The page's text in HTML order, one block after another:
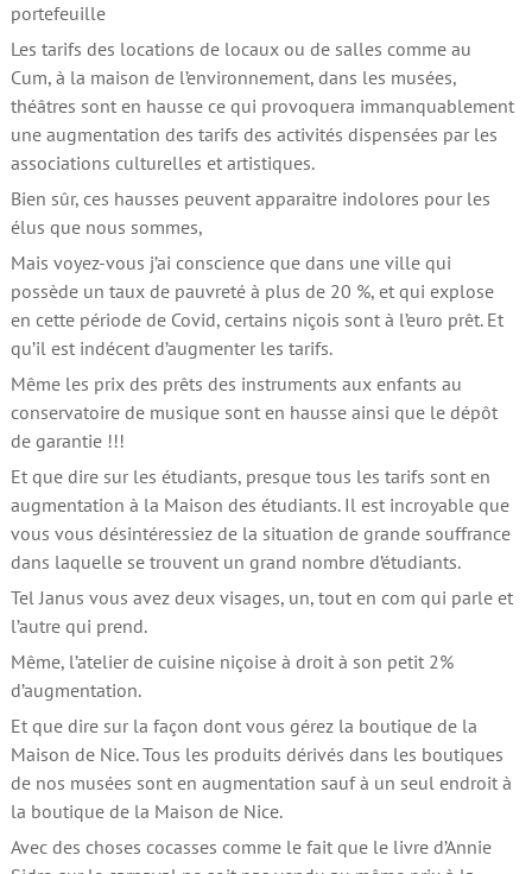
portefeuille
Les tarifs des locations de locaux ou de salles comme au
Cum, à la maison de l’environnement, dans les musées,
théâtres sont en hausse ce qui provoquera immanquablement
une augmentation des tarifs des activités dispensées par les
associations culturelles et artistiques.
Bien sûr, ces hausses peuvent apparaitre indolores pour les
élus que nous sommes,
Mais voyez-vous j’ai conscience que dans une ville qui
possède un taux de pauvreté à plus de 20 %, et qui explose
en cette période de Covid, certains niçois sont à l’euro prêt. Et
qu’il est indécent d’augmenter les tarifs.
Même les prix des prêts des instruments aux enfants au
conservatoire de musique sont en hausse ainsi que le dépôt
de garantie !!!
Et que dire sur les étudiants, presque tous les tarifs sont en
augmentation à la Maison des étudiants. Il est incroyable que
vous vous désintéressiez de la situation de grande souffrance
dans laquelle se trouvent un grand nombre d’étudiants.
Tel Janus vous avez deux visages, un, tout en com qui parle et
l’autre qui prend.
Même, l’atelier de cuisine niçoise à droit à son petit 2%
d’augmentation.
Et que dire sur la façon dont vous gérez la boutique de la
Maison de Nice. Tous les produits dérivés dans les boutiques
de nos musées sont en augmentation sauf à un seul endroit à
la boutique de la Maison de Nice.
Avec des choses cocasses comme le fait que le livre d’Annie